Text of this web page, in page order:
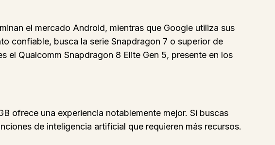
el mercado Android, mientras que Google utiliza sus
confiable, busca la serie Snapdragon 7 o superior de
el Qualcomm Snapdragon 8 Elite Gen 5, presente en los
ofrece una experiencia notablemente mejor. Si buscas
de inteligencia artificial que requieren más recursos.